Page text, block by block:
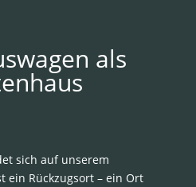
als
sich auf unserem
ein Rückzugsort – ein Ort